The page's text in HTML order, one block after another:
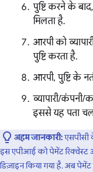
पुष्टि करने के
मिलता है.
आरपी को
पुष्टि करता है.
आरपी, पुष्टि के
व्यापारी/कंपनी/
इससे यह पता
अहम जानकारी:
इस एपीआई को पेमेंट रिक्वेस्ट
डिज़ाइन किया गया है. अब